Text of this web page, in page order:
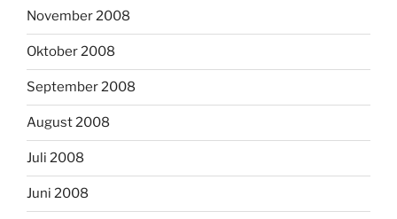
November 2008
Oktober 2008
September 2008
August 2008
Juli 2008
Juni 2008